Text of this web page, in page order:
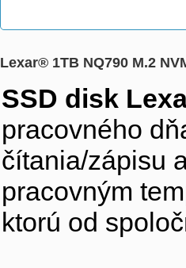
Lexar® 1TB NQ790 M.2
SSD disk
pracovného
čítania/zápisu
pracovným
ktorú od